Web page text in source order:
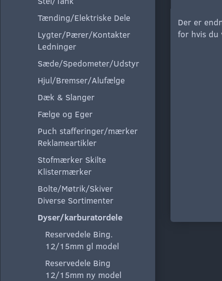
Tænding/Elektriske Dele
Lygter/Pærer/Kontakter
Ledninger
Sæde/Spedometer/Udstyr
Hjul/Bremser/Alufælge
Dæk & Slanger
Fælge og Eger
Puch stafferinger/mærker
Reklameartikler
Stofmærker Skilte
Klistermærker
Bolte/Møtrik/Skiver
Diverse Sortimenter
Dyser/karburatordele
Reservedele Bing.
12/15mm gl model
Reservedele Bing
12/15mm ny model
Der er
for hvis du